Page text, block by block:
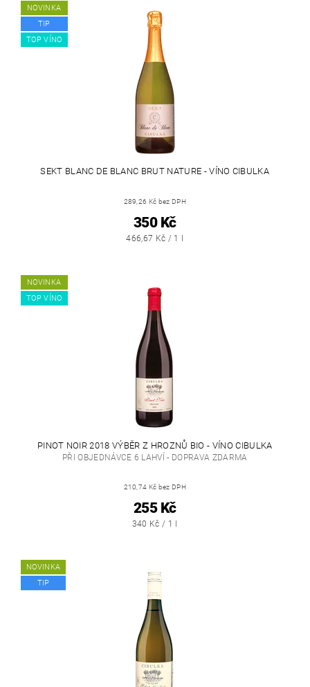
NOVINKA
TIP
TOP VÍNO
SEKT BLANC DE BLANC BRUT NATURE - VÍNO CIBULKA
289,26 Kč bez DPH
350 Kč
466,67 Kč / 1 l
NOVINKA
TOP VÍNO
PINOT NOIR 2018 VÝBĚR Z HROZNŮ BIO - VÍNO CIBULKA
PŘI OBJEDNÁVCE 6 LAHVÍ - DOPRAVA ZDARMA
210,74 Kč bez DPH
255 Kč
340 Kč / 1 l
NOVINKA
TIP